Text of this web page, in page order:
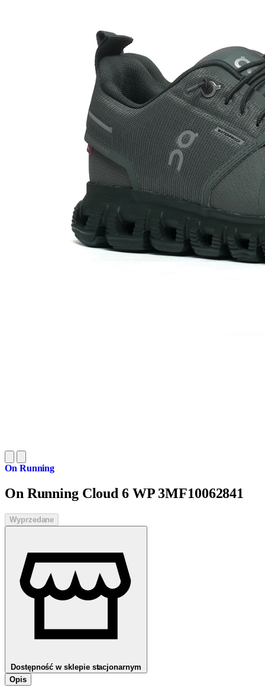
On Running
On Running Cloud 6 WP 3MF10062841
Wyprzedane
Dostępność w sklepie stacjonarnym
Opis